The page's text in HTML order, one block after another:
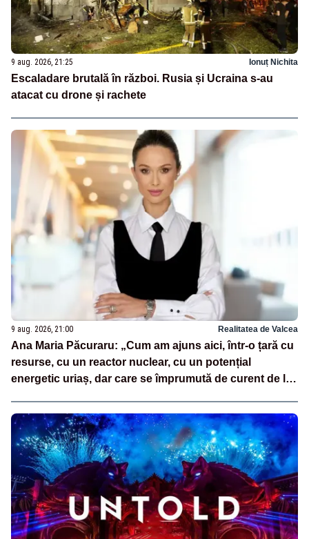
9 aug. 2026, 21:25 Ionuț Nichita
Escaladare brutală în război. Rusia și Ucraina s-au
atacat cu drone și rachete
9 aug. 2026, 21:00 Realitatea de Valcea
Ana Maria Păcuraru: „Cum am ajuns aici, într-o țară cu
resurse, cu un reactor nuclear, cu un potențial
energetic uriaș, dar care se împrumută de curent de la